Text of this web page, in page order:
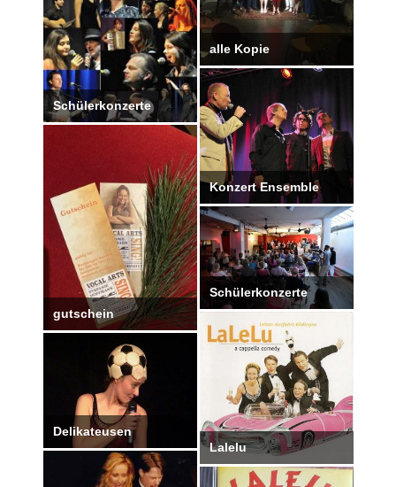
alle Kopie
gutschein
Schülerkonzerte
Konzert Ensemble
Schülerkonzerte
Delikateusen
Lalelu